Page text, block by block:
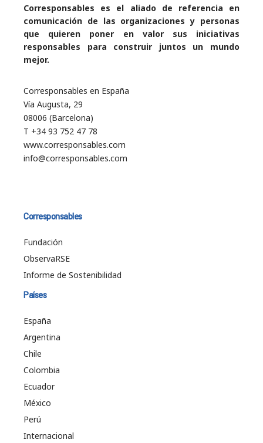
Corresponsables es el aliado de referencia en
comunicación de las organizaciones y personas
que quieren poner en valor sus iniciativas
responsables para construir juntos un mundo
mejor.
Corresponsables en España
Vía Augusta, 29
08006 (Barcelona)
T +34 93 752 47 78
www.corresponsables.com
info@corresponsables.com
Corresponsables
Fundación
ObservaRSE
Informe de Sostenibilidad
Países
España
Argentina
Chile
Colombia
Ecuador
México
Perú
Internacional